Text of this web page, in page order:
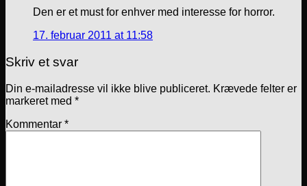
Den er et must for enhver med interesse for horror.
17. februar 2011 at 11:58
Skriv et svar
Din e-mailadresse vil ikke blive publiceret. Krævede felter er
markeret med *
Kommentar *